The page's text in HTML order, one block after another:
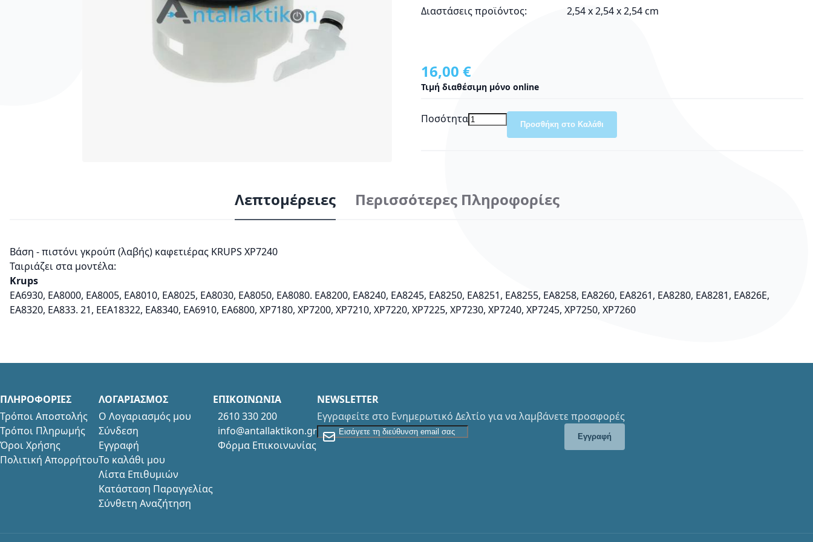
Διαστάσεις προϊόντος:
‎2,54 x 2,54 x 2,54 cm
16,00 €
Τιμή διαθέσιμη μόνο online
Ποσότητα Προσθήκη στο Καλάθι
Λεπτομέρειες
Βάση - πιστόνι γκρούπ (λαβής) καφετιέρας KRUPS XP7240
Ταιριάζει στα μοντέλα:
Krups
EA6930, EA8000, EA8005, EA8010, EA8025, EA8030, EA8050, EA8080. EA8200, EA8240, EA8245, EA8250, EA8251, EA8255, EA8258, EA8260, EA8261, EA8280, EA8281, EA826E,
EA8320, EA833. 21, EEA18322, EA8340, EA6910, EA6800, XP7180, XP7200, XP7210, XP7220, XP7225, XP7230, XP7240, XP7245, XP7250, XP7260
Περισσότερες Πληροφορίες
ΠΛΗΡΟΦΟΡΙΕΣ
Τρόποι Αποστολής
Τρόποι Πληρωμής
Όροι Χρήσης
Πολιτική Απορρήτου
ΛΟΓΑΡΙΑΣΜΟΣ
Ο Λογαριασμός μου
Σύνδεση
Εγγραφή
Το καλάθι μου
Λίστα Επιθυμιών
Κατάσταση Παραγγελίας
Σύνθετη Αναζήτηση
ΕΠΙΚΟΙΝΩΝΙΑ
2610 330 200
info@antallaktikon.gr
Φόρμα Επικοινωνίας
NEWSLETTER
Εγγραφείτε στο Ενημερωτικό Δελτίο για να λαμβάνετε προσφορές
Εγγραφείτε στο Newsletter
Εγγραφή